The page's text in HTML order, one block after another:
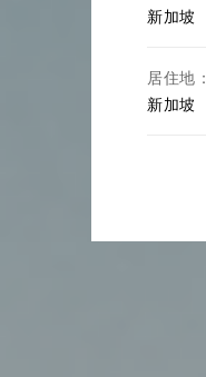
新加坡
居住地：
新加坡